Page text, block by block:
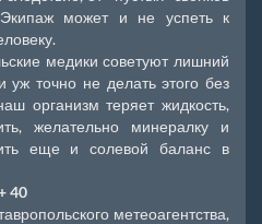
Экипаж может и не успеть к
медики советуют лишний
точно не делать этого без
организм теряет жидкость,
желательно минералку и
еще и солевой баланс в
40
метеоагентства,